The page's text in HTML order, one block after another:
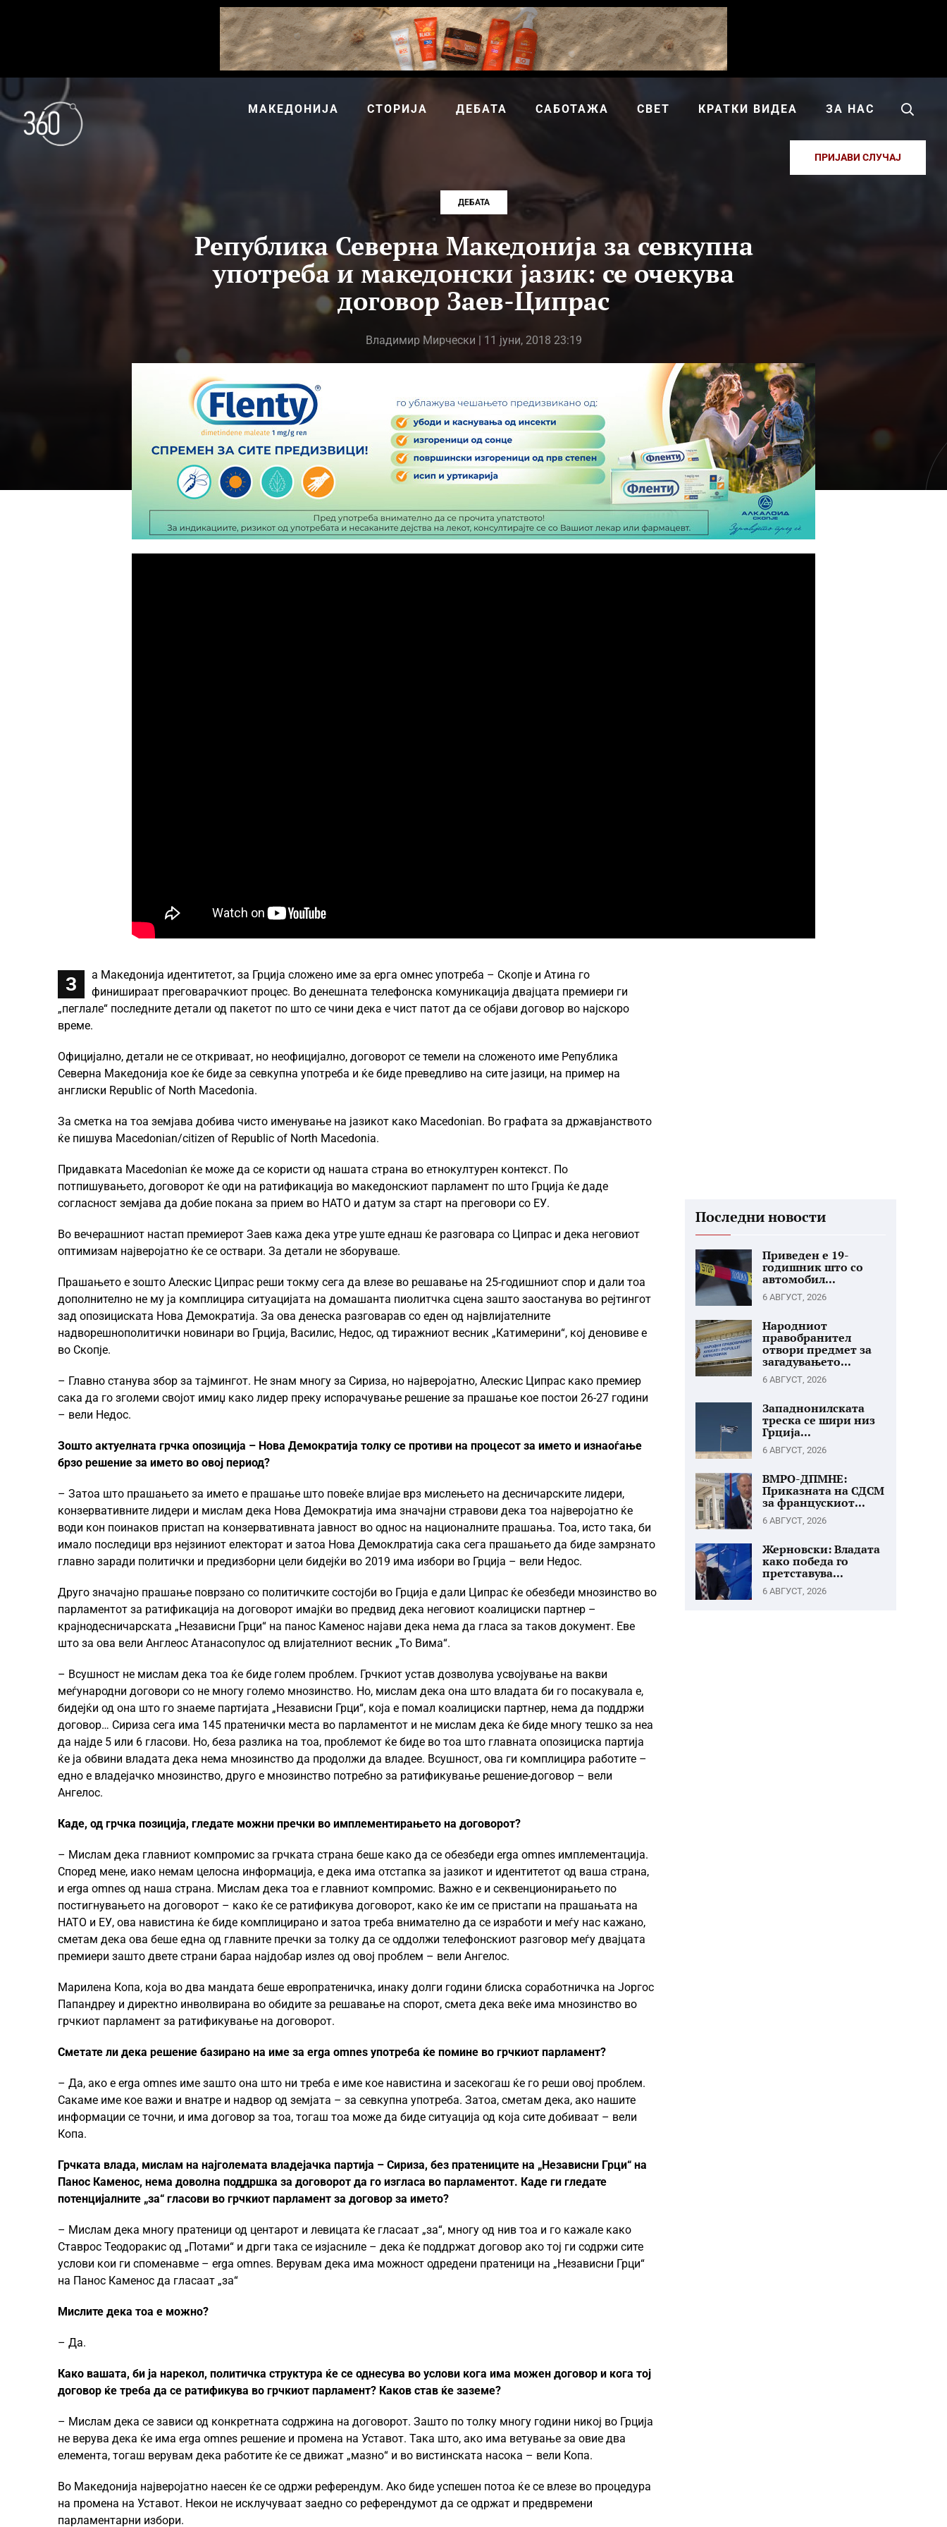
МАКЕДОНИЈА СТОРИЈА ДЕБАТА САБОТАЖА СВЕТ КРАТКИ ВИДЕА ЗА НАС
ПРИЈАВИ СЛУЧАЈ
ДЕБАТА
Република Северна Македонија за севкупна
употреба и македонски јазик: се очекува
договор Заев-Ципрас
Владимир Мирчески | 11 јуни, 2018 23:19
З
а Македонија идентитетот, за Грција сложено име за ерга омнес употреба – Скопје и Атина го
финишираат преговарачкиот процес. Во денешната телефонска комуникација двајцата премиери ги
„пеглале“ последните детали од пакетот по што се чини дека е чист патот да се објави договор во најскоро
време.
Официјално, детали не се откриваат, но неофицијално, договорот се темели на сложеното име Република
Северна Македонија кое ќе биде за севкупна употреба и ќе биде преведливо на сите јазици, на пример на
англиски Republic of North Macedonia.
За сметка на тоа земјава добива чисто именување на јазикот како Macedonian. Во графата за државјанството
ќе пишува Macedonian/citizen of Republic of North Macedonia.
Придавката Macedonian ќе може да се користи од нашата страна во етнокултурен контекст. По
потпишувањето, договорот ќе оди на ратификација во македонскиот парламент по што Грција ќе даде
согласност земјава да добие покана за прием во НАТО и датум за старт на преговори со ЕУ.
Во вечерашниот настап премиерот Заев кажа дека утре уште еднаш ќе разговара со Ципрас и дека неговиот
оптимизам најверојатно ќе се оствари. За детали не зборуваше.
Прашањето е зошто Алескис Ципрас реши токму сега да влезе во решавање на 25-годишниот спор и дали тоа
дополнително не му ја комплицира ситуацијата на домашанта пиолитчка сцена зашто заостанува во рејтингот
зад опозициската Нова Демократија. За ова денеска разговарав со еден од највлијателните
надворешнополитички новинари во Грција, Василис, Недос, од тиражниот весник „Катимерини“, кој деновиве е
во Скопје.
– Главно станува збор за тајмингот. Не знам многу за Сириза, но најверојатно, Алескис Ципрас како премиер
сака да го зголеми својот имиџ како лидер преку испорачување решение за прашање кое постои 26-27 години
– вели Недос.
Зошто актуелната грчка опозиција – Нова Демократија толку се противи на процесот за името и изнаоѓање
брзо решение за името во овој период?
– Затоа што прашањето за името е прашање што повеќе влијае врз мислењето на десничарските лидери,
конзервативните лидери и мислам дека Нова Демократија има значајни стравови дека тоа најверојатно ќе
води кон поинаков пристап на конзервативната јавност во однос на националните прашања. Тоа, исто така, би
имало последици врз нејзиниот електорат и затоа Нова Демоклратија сака сега прашањето да биде замрзнато
главно заради политички и предизборни цели бидејќи во 2019 има избори во Грција – вели Недос.
Друго значајно прашање поврзано со политичките состојби во Грција е дали Ципрас ќе обезбеди мнозинство во
парламентот за ратификација на договорот имајќи во предвид дека неговиот коалициски партнер –
крајнодесничарската „Независни Грци“ на панос Каменос најави дека нема да гласа за таков документ. Еве
што за ова вели Англеос Атанасопулос од влијателниот весник „То Вима“.
– Всушност не мислам дека тоа ќе биде голем проблем. Грчкиот устав дозволува усвојување на вакви
меѓународни договори со не многу големо мнозинство. Но, мислам дека она што владата би го посакувала е,
бидејќи од она што го знаеме партијата „Независни Грци“, која е помал коалициски партнер, нема да поддржи
договор… Сириза сега има 145 пратенички места во парламентот и не мислам дека ќе биде многу тешко за неа
да најде 5 или 6 гласови. Но, беза разлика на тоа, проблемот ќе биде во тоа што главната опозициска партија
ќе ја обвини владата дека нема мнозинство да продолжи да владее. Всушност, ова ги комплицира работите –
едно е владејачко мнозинство, друго е мнозинство потребно за ратификување решение-договор – вели
Ангелос.
Каде, од грчка позиција, гледате можни пречки во имплементирањето на договорот?
– Мислам дека главниот компромис за грчката страна беше како да се обезбеди erga omnes имплементација.
Според мене, иако немам целосна информација, е дека има отстапка за јазикот и идентитетот од ваша страна,
и erga omnes од наша страна. Мислам дека тоа е главниот компромис. Важно е и секвенционирањето по
постигнувањето на договорот – како ќе се ратификува договорот, како ќе им се пристапи на прашањата на
НАТО и ЕУ, ова навистина ќе биде комплицирано и затоа треба внимателно да се изработи и меѓу нас кажано,
сметам дека ова беше една од главните пречки за толку да се оддолжи телефонскиот разговор меѓу двајцата
премиери зашто двете страни бараа најдобар излез од овој проблем – вели Ангелос.
Марилена Копа, која во два мандата беше европратеничка, инаку долги години блиска соработничка на Јоргос
Папандреу и директно инволвирана во обидите за решавање на спорот, смета дека веќе има мнозинство во
грчкиот парламент за ратификување на договорот.
Сметате ли дека решение базирано на име за erga omnes употреба ќе помине во грчкиот парламент?
– Да, ако е erga omnes име зашто она што ни треба е име кое навистина и засекогаш ќе го реши овој проблем.
Сакаме име кое важи и внатре и надвор од земјата – за севкупна употреба. Затоа, сметам дека, ако нашите
информации се точни, и има договор за тоа, тогаш тоа може да биде ситуација од која сите добиваат – вели
Копа.
Грчката влада, мислам на најголемата владејачка партија – Сириза, без пратениците на „Независни Грци“ на
Панос Каменос, нема доволна поддршка за договорот да го изгласа во парламентот. Каде ги гледате
потенцијалните „за“ гласови во грчкиот парламент за договор за името?
– Мислам дека многу пратеници од центарот и левицата ќе гласаат „за“, многу од нив тоа и го кажале како
Ставрос Теодоракис од „Потами“ и дрги така се изјасниле – дека ќе поддржат договор ако тој ги содржи сите
услови кои ги споменавме – erga omnes. Верувам дека има можност одредени пратеници на „Независни Грци“
на Панос Каменос да гласаат „за“
Мислите дека тоа е можно?
– Да.
Како вашата, би ја нарекол, политичка структура ќе се однесува во услови кога има можен договор и кога тој
договор ќе треба да се ратификува во грчкиот парламент? Каков став ќе заземе?
– Мислам дека се зависи од конкретната содржина на договорот. Зашто по толку многу години никој во Грција
не верува дека ќе има erga omnes решение и промена на Уставот. Така што, ако има ветување за овие два
елемента, тогаш верувам дека работите ќе се движат „мазно“ и во вистинската насока – вели Копа.
Во Македонија најверојатно наесен ќе се одржи референдум. Ако биде успешен потоа ќе се влезе во процедура
на промена на Уставот. Некои не исклучуваат заедно со референдумот да се одржат и предвремени
парламентарни избори.
Последни новости
Приведен е 19-
годишник што со
автомобил...
6 АВГУСТ, 2026
Народниот
правобранител
отвори предмет за
загадувањето...
6 АВГУСТ, 2026
Западнонилската
треска се шири низ
Грција...
6 АВГУСТ, 2026
ВМРО-ДПМНЕ:
Приказната на СДСМ
за францускиот...
6 АВГУСТ, 2026
Жерновски: Владата
како победа го
претставува...
6 АВГУСТ, 2026